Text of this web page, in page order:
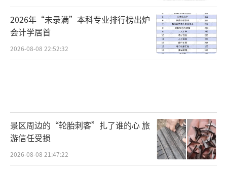
2026年“未录满”本科专业排行榜出炉
会计学居首
2026-08-08 22:52:32
景区周边的“轮胎刺客”扎了谁的心 旅
游信任受损
2026-08-08 21:47:22